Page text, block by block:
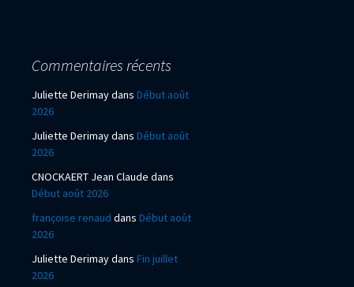
Commentaires récents
Juliette Derimaydans Début août
2026
Juliette Derimaydans Début août
2026
CNOCKAERT Jean Claude dans
Début août 2026
françoise renaud dans Début août
2026
Juliette Derimaydans Fin juillet
2026